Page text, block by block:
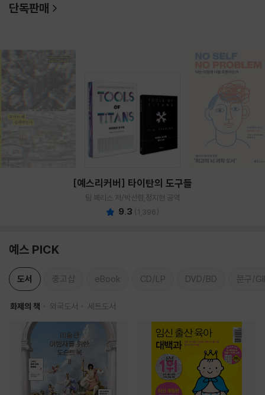
단독판매
[예스리커버] 타이탄의 도구들
팀 페리스 저/박선령,정지현 공역
9.3 (1,396)
예스 PICK
도서 중고샵 eBook CD/LP DVD/BD 문구/
화제의 책 외국도서 세트도서